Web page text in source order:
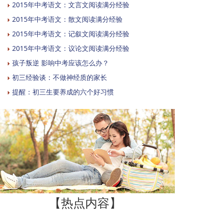
2015年中考语文：文言文阅读满分经验
2015年中考语文：散文阅读满分经验
2015年中考语文：记叙文阅读满分经验
2015年中考语文：议论文阅读满分经验
孩子叛逆 影响中考应该怎么办？
初三经验谈：不做神经质的家长
提醒：初三生要养成的六个好习惯
【热点内容】